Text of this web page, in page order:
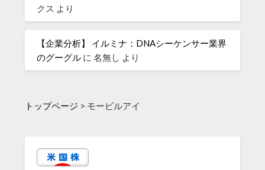
クス より
【企業分析】 イルミナ：DNAシーケンサー業界
のグーグル に名無し より
トップページ > モービルアイ